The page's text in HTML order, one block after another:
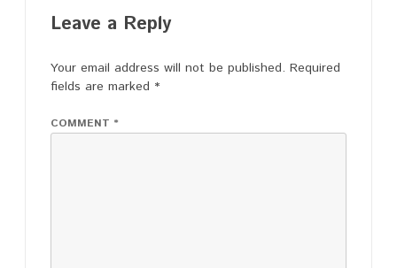
Leave a Reply
Your email address will not be published. Required
fields are marked *
COMMENT *